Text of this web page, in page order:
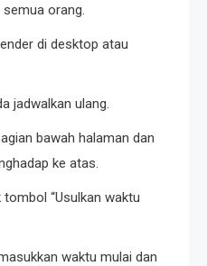
orang.
di desktop atau
jadwalkan ulang.
bawah halaman dan
ke atas.
“Usulkan waktu
waktu mulai dan